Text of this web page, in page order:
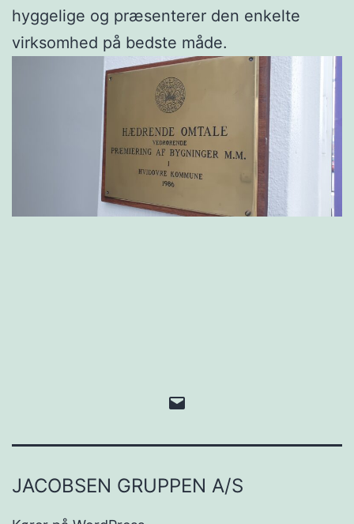
hyggelige og præsenterer den enkelte
virksomhed på bedste måde.
JACOBSEN GRUPPEN A/S